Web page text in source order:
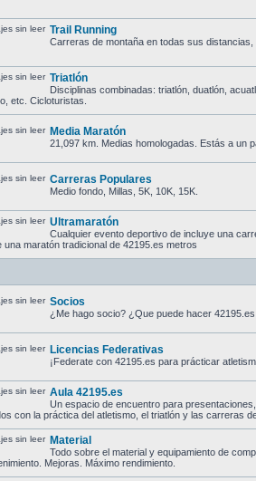
Trail Running
Carreras de montaña en todas sus
Triatlón
Disciplinas combinadas: triatlón, duatlón,
etc. Cicloturistas.
Media Maratón
21,097 km. Medias homologadas. Estás a un
Carreras Populares
Medio fondo, Millas, 5K, 10K, 15K.
Ultramaratón
Cualquier evento deportivo de incluye una
una maratón tradicional de 42195.es metros
Socios
¿Me hago socio? ¿Que puede hacer
Licencias Federativas
¡Federate con 42195.es para prácticar
Aula 42195.es
Un espacio de encuentro para
con la práctica del atletismo, el triatlón y las carreras
Material
Todo sobre el material y equipamiento de
Mejoras. Máximo rendimiento.